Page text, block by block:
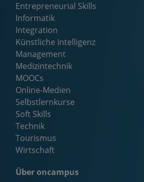
Entrepreneurial Skills
Informatik
Integration
Künstliche Intelligenz
Management
Medizintechnik
MOOCs
Online-Medien
Selbstlernkurse
Soft Skills
Technik
Tourismus
Wirtschaft
Über oncampus